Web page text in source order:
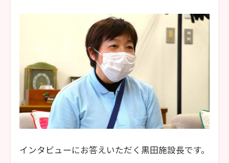
インタビューにお答えいただく黒田施設長です。